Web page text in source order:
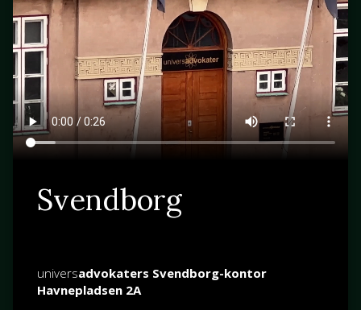
Svendborg
universadvokaters Svendborg-kontor
Havnepladsen 2A